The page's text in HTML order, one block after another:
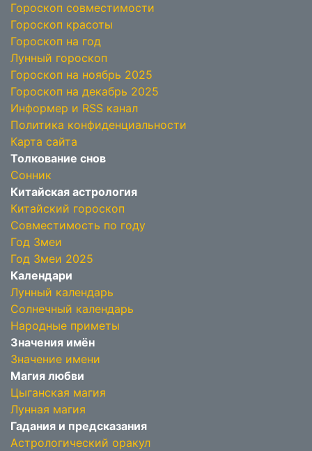
Гороскоп совместимости
Гороскоп красоты
Гороскоп на год
Лунный гороскоп
Гороскоп на ноябрь 2025
Гороскоп на декабрь 2025
Информер и RSS канал
Политика конфиденциальности
Карта сайта
Толкование снов
Сонник
Китайская астрология
Китайский гороскоп
Совместимость по году
Год Змеи
Год Змеи 2025
Календари
Лунный календарь
Солнечный календарь
Народные приметы
Значения имён
Значение имени
Магия любви
Цыганская магия
Лунная магия
Гадания и предсказания
Астрологический оракул